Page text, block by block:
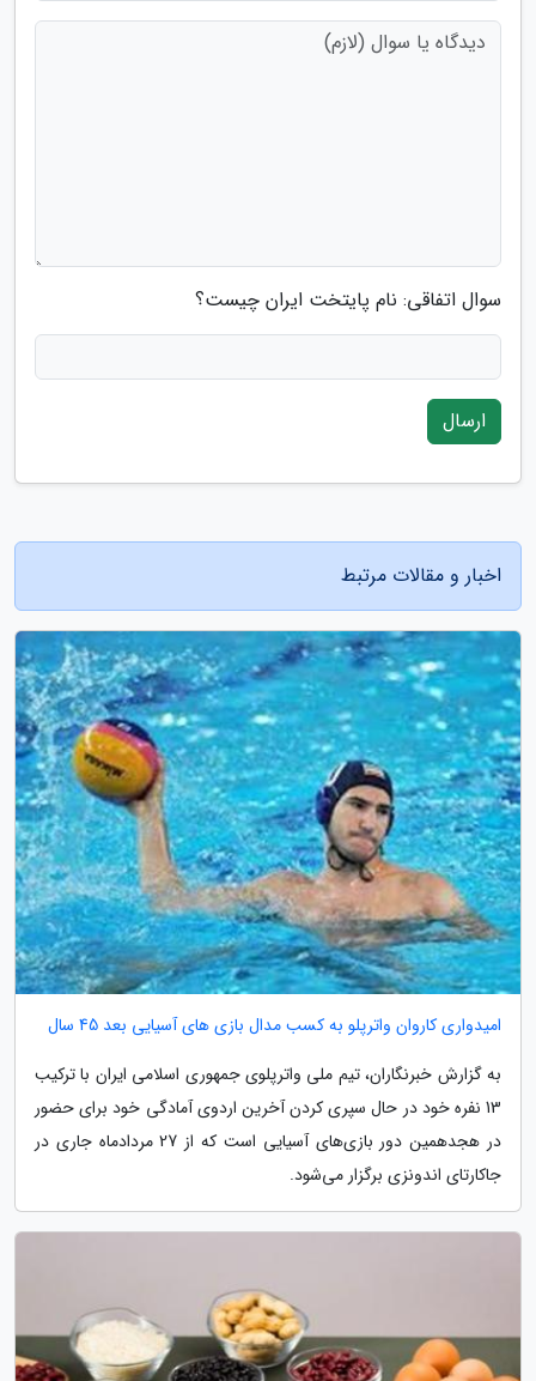
سوال اتفاقی: نام پایتخت ایران چیست؟
ارسال
اخبار و مقالات مرتبط
امیدواری کاروان واترپلو به کسب مدال بازی های آسیایی بعد 45 سال
به گزارش خبرنگاران، تیم ملی واترپلوی جمهوری اسلامی ایران با ترکیب
13 نفره خود در حال سپری کردن آخرین اردوی آمادگی خود برای حضور
در هجدهمین دور بازی‌های آسیایی است که از 27 مردادماه جاری در
جاکارتای اندونزی برگزار می‌شود.